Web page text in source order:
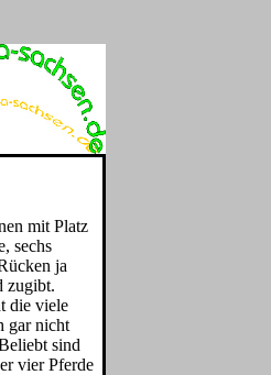
mit Platz
sechs
ja
zugibt.
die viele
gar nicht
sind
vier Pferde